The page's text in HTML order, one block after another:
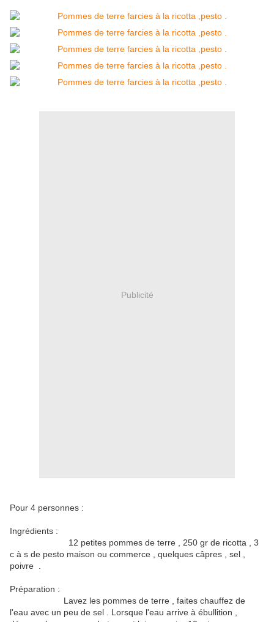
Publicité
Pour 4 personnes :
Ingrédients :
12 petites pommes de terre , 250 gr de ricotta , 3
c à s de pesto maison ou commerce , quelques câpres , sel ,
poivre .
Préparation :
Lavez les pommes de terre , faites chauffez de
l'eau avec un peu de sel . Lorsque l'eau arrive à ébullition ,